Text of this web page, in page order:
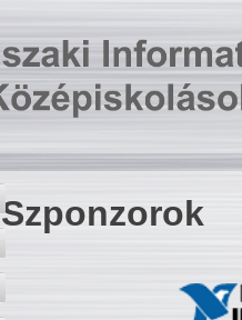
Szponzorok